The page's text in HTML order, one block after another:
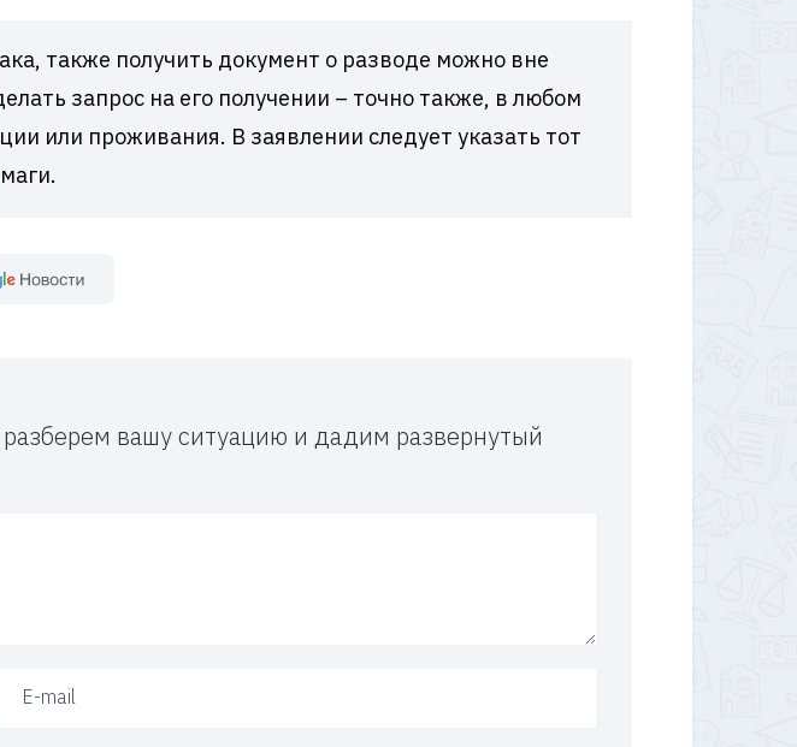
также получить документ о разводе можно вне
запрос на его получении – точно также, в любом
или проживания. В заявлении следует указать тот
вашу ситуацию и дадим развернутый